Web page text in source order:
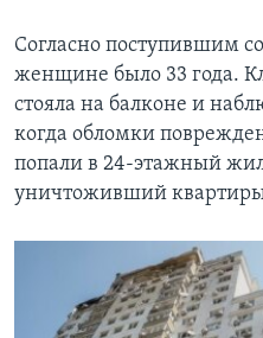
Согласно поступившим
женщине было 33 года.
стояла на балконе и
когда обломки
попали в 24-этажный
уничтоживший